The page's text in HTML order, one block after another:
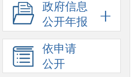
政府信息
公开年报
依申请
公开